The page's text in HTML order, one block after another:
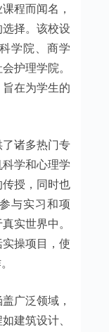
程而闻名，
择。该校设
学院、商学
护理学院。
在为学生的
诸多热门专
学和心理学
授，同时也
与实习和项
实世界中。
操项目，使
广泛领域，
建筑设计、